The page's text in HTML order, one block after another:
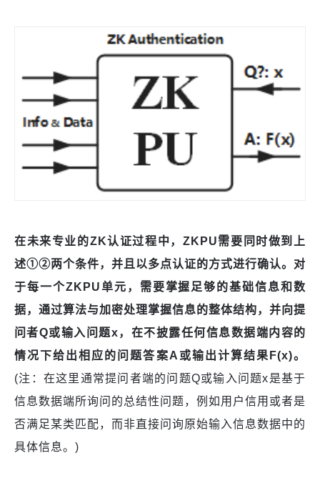
在未来专业的ZK认证过程中，Z KPU需要同时做到上
述①②两个条件，并且以多点认证的方式进行确认。对
于每一个Z KPU单元，需要掌握足够的基础信息和数
据，通过算法与加密处理掌握信息的整体结构，并向提
问者Q或输入问题x，在不披露任何信息数据端内容的
情况下给出相应的问题答案A或输出计算结果F(x)。
(注：在这里通常提问者端的问题Q或输入问题x是基于
信息数据端所询问的总结性问题，例如用户信用或者是
否满足某类匹配，而非直接问询原始输入信息数据中的
具体信息。)